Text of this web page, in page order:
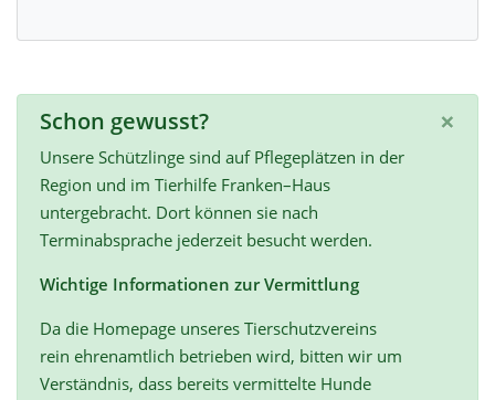
×
Schon gewusst?
Unsere Schützlinge sind auf Pflegeplätzen in der
Region und im Tierhilfe Franken–Haus
untergebracht. Dort können sie nach
Terminabsprache jederzeit besucht werden.
Wichtige Informationen zur Vermittlung
Da die Homepage unseres Tierschutzvereins
rein ehrenamtlich betrieben wird, bitten wir um
Verständnis, dass bereits vermittelte Hunde